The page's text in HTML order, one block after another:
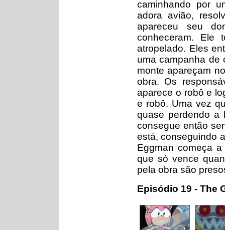
caminhando por
adora avião,
apareceu seu
conheceram. Ele
atropelado. Eles
uma campanha de
monte apareçam
obra. Os
aparece o robô e
e robô. Uma vez
quase perdendo a
consegue então
está, conseguindo
Eggman começa
que só vence
pela obra são
Episódio 19 - The